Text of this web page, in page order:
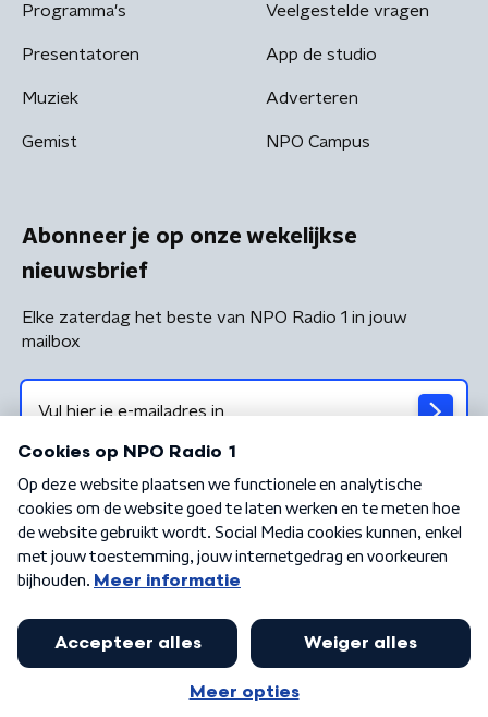
Programma's
Presentatoren
Muziek
Gemist
Veelgestelde vragen
App de studio
Adverteren
NPO Campus
Abonneer je op onze wekelijkse
nieuwsbrief
Elke zaterdag het beste van NPO Radio 1 in jouw
mailbox
Algemene voorwaarden